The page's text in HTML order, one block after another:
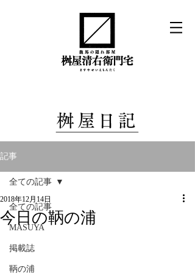
記事
全ての記事
MASUYA
掲載誌
鞆の浦
全ての記事
今日の鞆の浦
2018年12月14日